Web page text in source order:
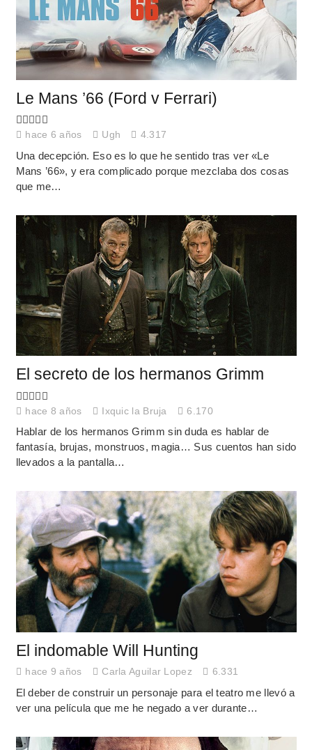
Le Mans ’66 (Ford v Ferrari)
hace 6 años Ugh 4.317
Una decepción. Eso es lo que he sentido tras ver «Le
Mans ’66», y era complicado porque mezclaba dos cosas
que me…
El secreto de los hermanos Grimm
hace 8 años Ixquic la Bruja 6.170
Hablar de los hermanos Grimm sin duda es hablar de
fantasía, brujas, monstruos, magia… Sus cuentos han sido
llevados a la pantalla…
El indomable Will Hunting
hace 9 años Carla Aguilar Lopez 6.331
El deber de construir un personaje para el teatro me llevó a
ver una película que me he negado a ver durante…